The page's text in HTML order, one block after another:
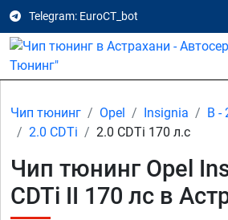
Telegram: EuroCT_bot
Чип тюнинг Opel Insignia
B -
2.0 CDTi
2.0 CDTi 170 л.с
Чип тюнинг Opel
CDTi II 170 лс в